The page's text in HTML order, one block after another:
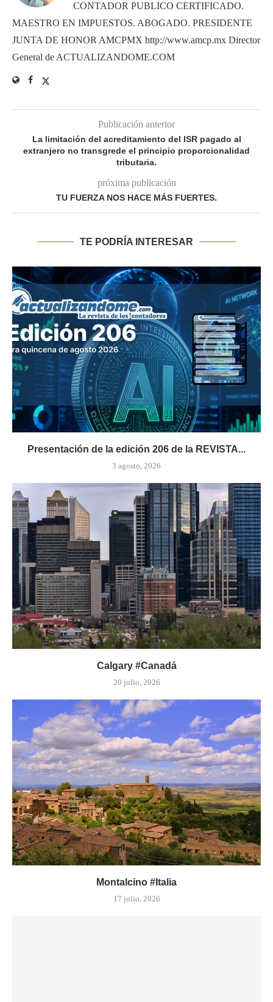
CONTADOR PUBLICO CERTIFICADO.
MAESTRO EN IMPUESTOS. ABOGADO. PRESIDENTE
JUNTA DE HONOR AMCPMX http://www.amcp.mx Director
General de ACTUALIZANDOME.COM
Publicación anterior
La limitación del acreditamiento del ISR pagado al
extranjero no transgrede el principio proporcionalidad
tributaria.
próxima publicación
TU FUERZA NOS HACE MÁS FUERTES.
TE PODRÍA INTERESAR
Presentación de la edición 206 de la REVISTA...
3 agosto, 2026
Calgary #Canadá
20 julio, 2026
Montalcino #Italia
17 julio, 2026